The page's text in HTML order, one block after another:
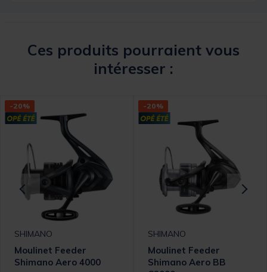
Ces produits pourraient vous
intéresser :
-20%
SHIMANO
Moulinet Feeder
Shimano Aero 4000
-20%
SHIMANO
Moulinet Feeder
Shimano Aero BB